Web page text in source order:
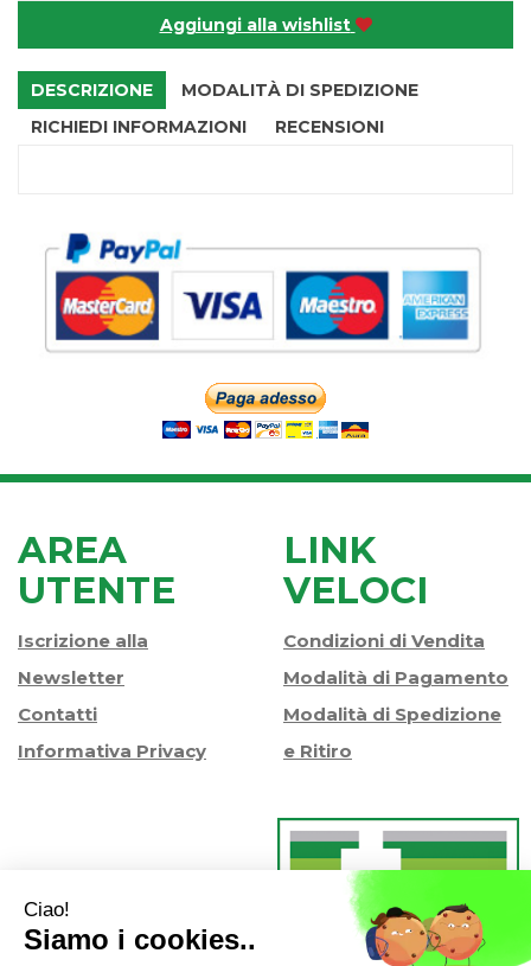
Aggiungi alla wishlist
DESCRIZIONE
MODALITÀ DI SPEDIZIONE
RICHIEDI INFORMAZIONI
RECENSIONI
AREA
UTENTE
Iscrizione alla
Newsletter
Contatti
Informativa Privacy
LINK
VELOCI
Condizioni di Vendita
Modalità di Pagamento
Modalità di Spedizione
e Ritiro